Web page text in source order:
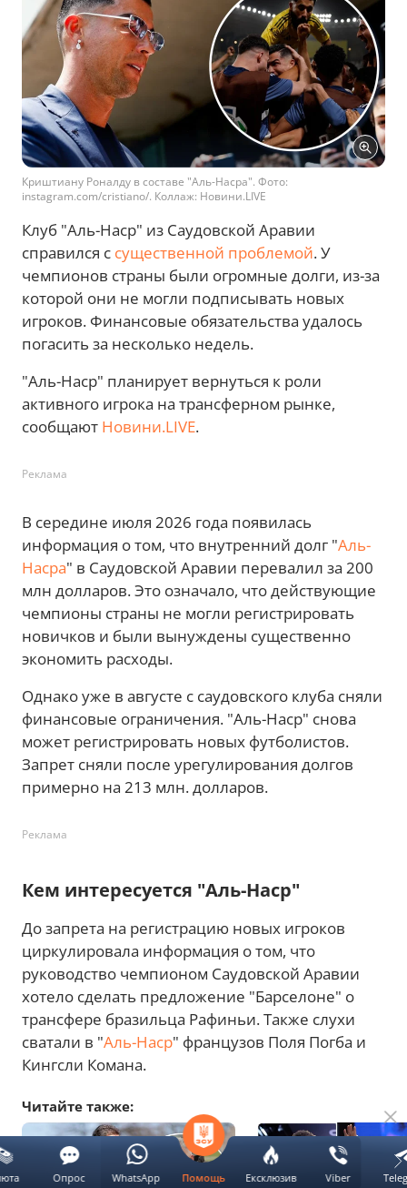
Криштиану Роналду в составе "Аль-Насра". Фото:
instagram.com/cristiano/. Коллаж: Новини.LIVE
Клуб "Аль-Наср" из Саудовской Аравии
справился с существенной проблемой. У
чемпионов страны были огромные долги, из-за
которой они не могли подписывать новых
игроков. Финансовые обязательства удалось
погасить за несколько недель.
"Аль-Наср" планирует вернуться к роли
активного игрока на трансферном рынке,
сообщают Новини.LIVE.
Реклама
В середине июля 2026 года появилась
информация о том, что внутренний долг "Аль-
Насра" в Саудовской Аравии перевалил за 200
млн долларов. Это означало, что действующие
чемпионы страны не могли регистрировать
новичков и были вынуждены существенно
экономить расходы.
Однако уже в августе с саудовского клуба сняли
финансовые ограничения. "Аль-Наср" снова
может регистрировать новых футболистов.
Запрет сняли после урегулирования долгов
примерно на 213 млн. долларов.
Реклама
Кем интересуется "Аль-Наср"
До запрета на регистрацию новых игроков
циркулировала информация о том, что
руководство чемпионом Саудовской Аравии
хотело сделать предложение "Барселоне" о
трансфере бразильца Рафиньи. Также слухи
сватали в "Аль-Наср" французов Поля Погба и
Кингсли Комана.
Читайте также:
Помощь Ексклюзив Viber
Опрос WhatsApp